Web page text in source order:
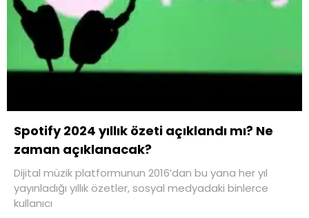
Spotify 2024 yıllık özeti açıklandı mı? Ne
zaman açıklanacak?
Dijital müzik platformunun 2016’dan bu yana her yıl
yayınladığı yıllık özetler, sosyal medyadaki binlerce
kullanıcı